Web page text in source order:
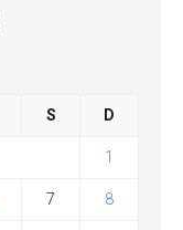
S D
1
7 8